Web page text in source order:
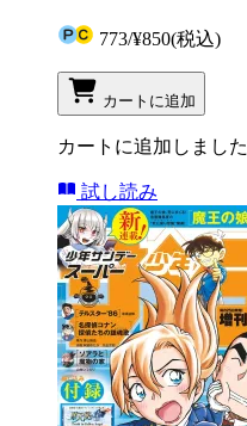
773/¥850(税込)
カートに追加
カートに追加しました
試し読み